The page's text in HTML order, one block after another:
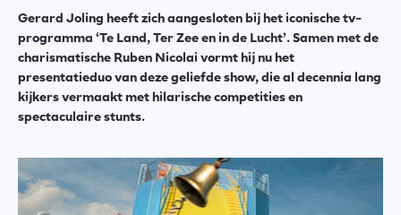
Gerard Joling heeft zich aangesloten bij het iconische tv-
programma ‘Te Land, Ter Zee en in de Lucht’. Samen met de
charismatische Ruben Nicolai vormt hij nu het
presentatieduo van deze geliefde show, die al decennia lang
kijkers vermaakt met hilarische competities en
spectaculaire stunts.